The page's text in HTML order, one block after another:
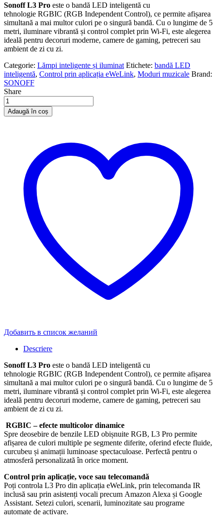
Sonoff L3 Pro este o bandă LED inteligentă cu
tehnologie RGBIC (RGB Independent Control), ce permite afișarea
simultană a mai multor culori pe o singură bandă. Cu o lungime de 5
metri, iluminare vibrantă și control complet prin Wi-Fi, este alegerea
ideală pentru decoruri moderne, camere de gaming, petreceri sau
ambient de zi cu zi.
Categorie: Lămpi inteligente și iluminat Etichete: bandă LED
inteligentă, Control prin aplicația eWeLink, Moduri muzicale Brand:
SONOFF
Share
Cantitate
Sonoff
L3
inteligentă
multicolor
dinamice
Adaugă în coș
Добавить в список желаний
Descriere
Sonoff L3 Pro este o bandă LED inteligentă cu
tehnologie RGBIC (RGB Independent Control), ce permite afișarea
simultană a mai multor culori pe o singură bandă. Cu o lungime de 5
metri, iluminare vibrantă și control complet prin Wi-Fi, este alegerea
ideală pentru decoruri moderne, camere de gaming, petreceri sau
ambient de zi cu zi.
RGBIC – efecte multicolor dinamice
Spre deosebire de benzile LED obișnuite RGB, L3 Pro permite
afișarea de culori multiple pe segmente diferite, oferind efecte fluide,
curcubeu și animații luminoase spectaculoase. Perfectă pentru o
atmosferă personalizată în orice moment.
Control prin aplicație, voce sau telecomandă
Poți controla L3 Pro din aplicația eWeLink, prin telecomanda IR
inclusă sau prin asistenți vocali precum Amazon Alexa și Google
Assistant. Setezi culori, scenarii, luminozitate sau programe
automate de activare.